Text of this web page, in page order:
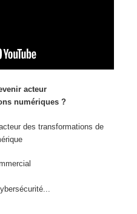
acteur
numériques ?
des transformations de